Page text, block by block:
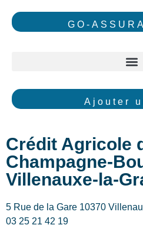
GO-
Ajouter
Crédit Agricole
Champagne-
Villenauxe-la-
5 Rue de la Gare 10370
03 25 21 42 19